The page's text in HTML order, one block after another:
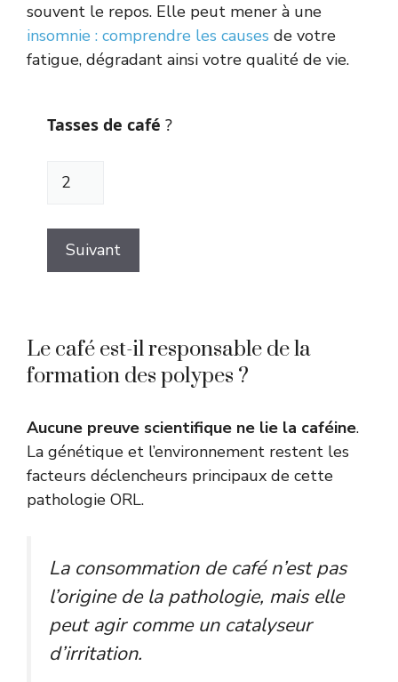
souvent le repos. Elle peut mener à une
insomnie : comprendre les causes de votre
fatigue, dégradant ainsi votre qualité de vie.
Tasses de café ?
Suivant
Le café est-il responsable de la
formation des polypes ?
Aucune preuve scientifique ne lie la caféine.
La génétique et l’environnement restent les
facteurs déclencheurs principaux de cette
pathologie ORL.
La consommation de café n’est pas
l’origine de la pathologie, mais elle
peut agir comme un catalyseur
d’irritation.